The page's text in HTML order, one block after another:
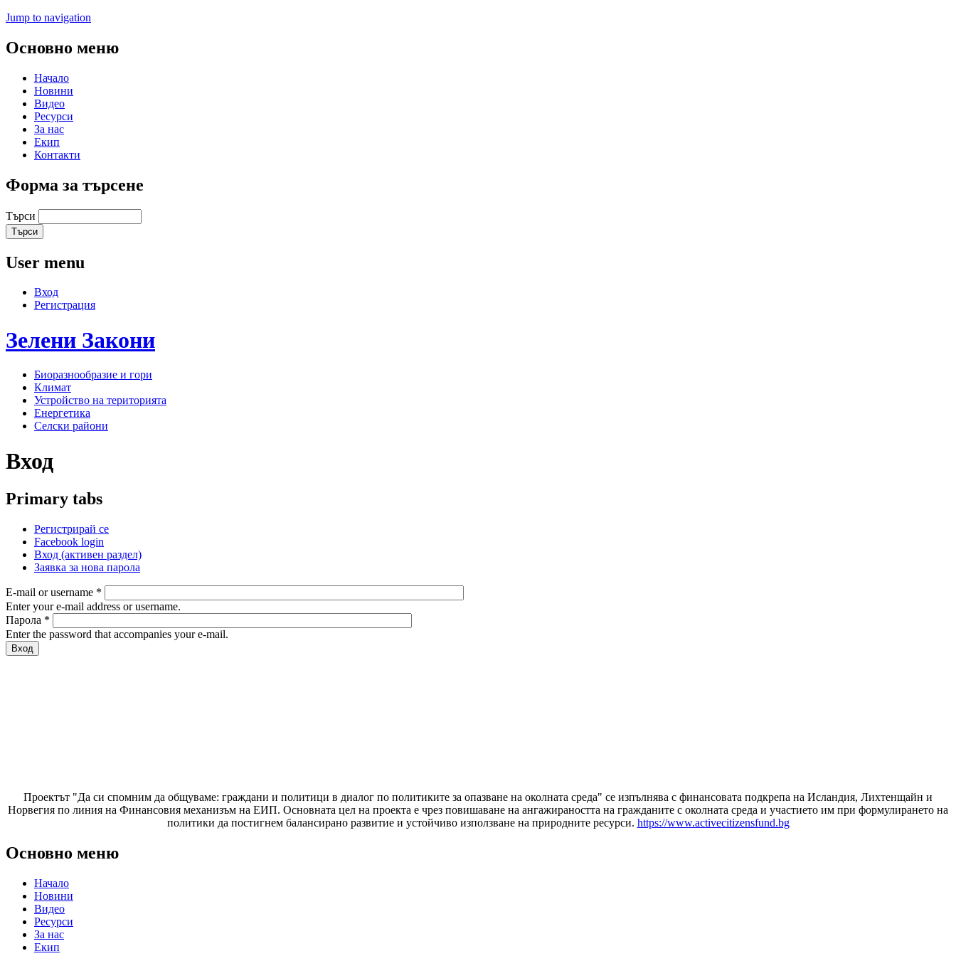
Jump to navigation
Основно меню
Начало
Новини
Видео
Ресурси
За нас
Екип
Контакти
Форма за търсене
Търси
User menu
Вход
Регистрация
Зелени Закони
Биоразнообразие и гори
Климат
Устройство на територията
Енергетика
Селски райони
Вход
Primary tabs
Регистрирай се
Facebook login
Вход (активен раздел)
Заявка за нова парола
E-mail or username *
Enter your e-mail address or username.
Парола *
Enter the password that accompanies your e-mail.
Проектът "Да си спомним да общуваме: граждани и политици в диалог по политиките за опазване на околната среда" се изпълнява с финансовата подкрепа на Исландия, Лихтенщайн и
Норвегия по линия на Финансовия механизъм на ЕИП. Основната цел на проекта е чрез повишаване на ангажираността на гражданите с околната среда и участието им при формулирането на
политики да постигнем балансирано развитие и устойчиво използване на природните ресурси. https://www.activecitizensfund.bg
Основно меню
Начало
Новини
Видео
Ресурси
За нас
Екип